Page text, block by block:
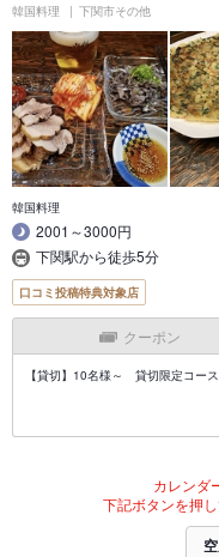
韓国料理 下関市その他
韓国料理
2001～3000円
下関駅から徒歩5分
口コミ投稿特典対象店
クーポン
【貸切】10名様～ 貸切限定コース
カレンダ
下記ボタンを押